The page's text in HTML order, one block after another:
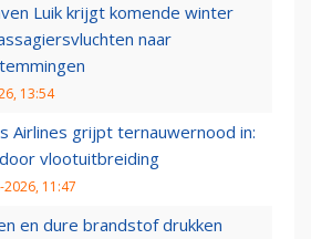
Luik krijgt komende winter
naar
13:54
Airlines grijpt ternauwernood in:
vlootuitbreiding
2026, 11:47
en dure brandstof drukken